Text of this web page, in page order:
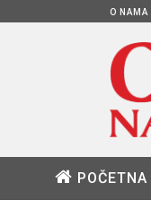
O NAMA
POČETNA